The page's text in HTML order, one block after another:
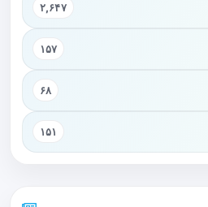
۲,۶۴۷
۱۵۷
۶۸
۱۵۱